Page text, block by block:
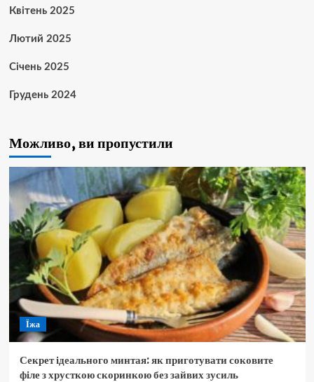
Квітень 2025
Лютий 2025
Січень 2025
Грудень 2024
Можливо, ви пропустили
Їжа
Секрет ідеального минтая: як приготувати соковите
філе з хрусткою скоринкою без зайвих зусиль